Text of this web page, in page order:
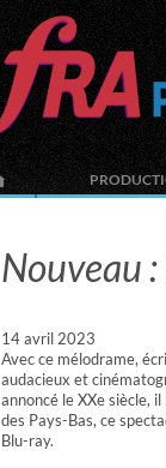
Nouveau :
14 avril 2023
Avec ce mélodrame,
audacieux et
annoncé le XXe siècle,
des Pays-Bas, ce
Blu-ray.